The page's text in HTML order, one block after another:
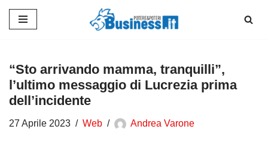
contenuto
“Sto arrivando mamma, tranquilli”,
l’ultimo messaggio di Lucrezia prima
dell’incidente
27 Aprile 2023 Web Andrea Varone